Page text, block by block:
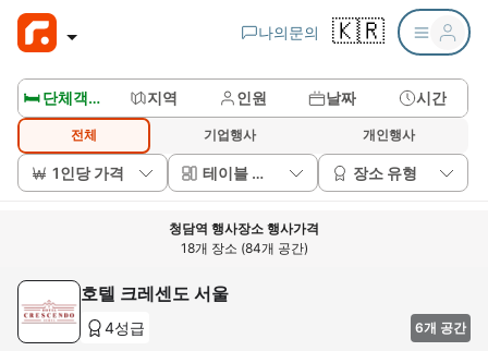
나의문의 🇰🇷
🛏️ 단체객실보기 지역 인원 날짜 시간
전체 기업행사 개인행사
1인당 가격 테이블 배치 장소 유형
청담역 행사장소 행사가격
18개 장소 (84개 공간)
호텔 크레센도 서울
4성급 6개 공간